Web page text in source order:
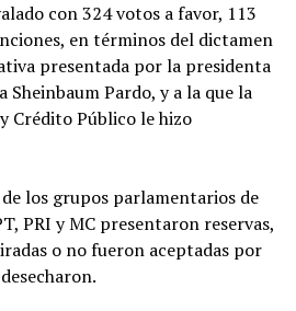
con 324 votos a favor, 113
en términos del dictamen
presentada por la presidenta
Sheinbaum Pardo, y a la que la
Crédito Público le hizo
los grupos parlamentarios de
PRI y MC presentaron reservas,
o no fueron aceptadas por